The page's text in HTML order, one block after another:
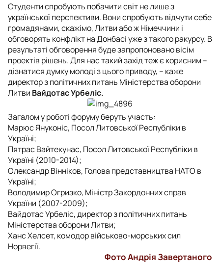
Студенти спробують побачити світ не лише з
української перспективи. Вони спробують відчути себе
громадянами, скажімо, Литви або ж Німеччини і
обговорять конфлікт на Донбасі уже з такого ракурсу. В
результаті обговорення буде запропоновано вісім
проектів рішень. Для нас такий захід теж є корисним –
дізнатися думку молоді з цього приводу, – каже
директор з політичних питань Міністерства оборони
Литви Вайдотас Урбеліс.
Загалом у роботі форуму беруть участь:
Марюс Януконіс, Посол Литовської Республіки в
Україні;
Пятрас Вайтекунас, Посол Литовської Республіки в
Україні (2010-2014);
Олександр Вінніков, Голова представництва НАТО в
Україні;
Володимир Огризко, Міністр Закордонних справ
України (2007-2009);
Вайдотас Урбеліс, директор з політичних питань
Міністерства оборони Литви;
Ханс Хелсет, комодор військово-морських сил
Норвегії.
Фото Андрія Завертаного